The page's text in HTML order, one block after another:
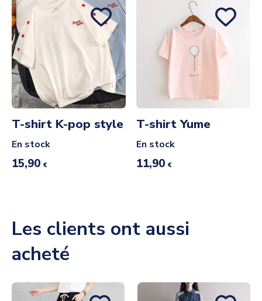
T-shirt K-pop style
En stock
15,90 €
T-shirt Yume
En stock
11,90 €
Les clients ont aussi
acheté